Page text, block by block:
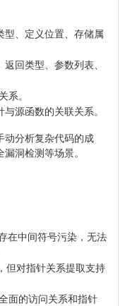
型、定义位置、存储属
回类型、参数列表、
系。
源函数的关联关系。
动分析复杂代码的成
洞检测等场景。
在中间符号污染，无法
但对指针关系提取支持
面的访问关系和指针